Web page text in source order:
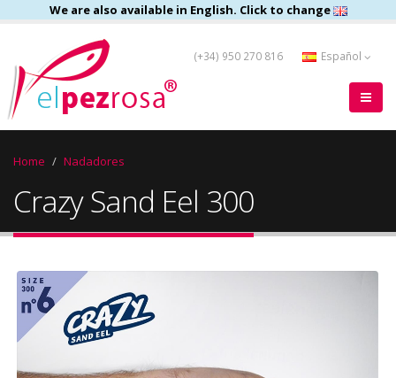
We are also available in English. Click to change
(+34) 950 270 816 Español
Home Nadadores
Crazy Sand Eel 300